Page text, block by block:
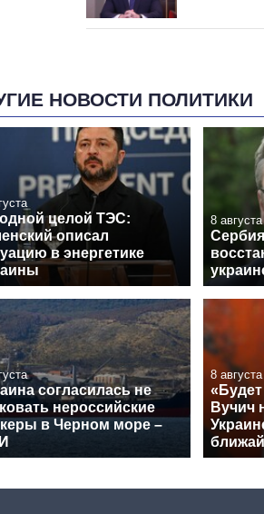
НОВОСТИ ПОЛИТИКИ
целой ТЭС:
описал
в энергетике
8 августа
согласилась не
нероссийские
в Черном море –
8 августа
Вучич